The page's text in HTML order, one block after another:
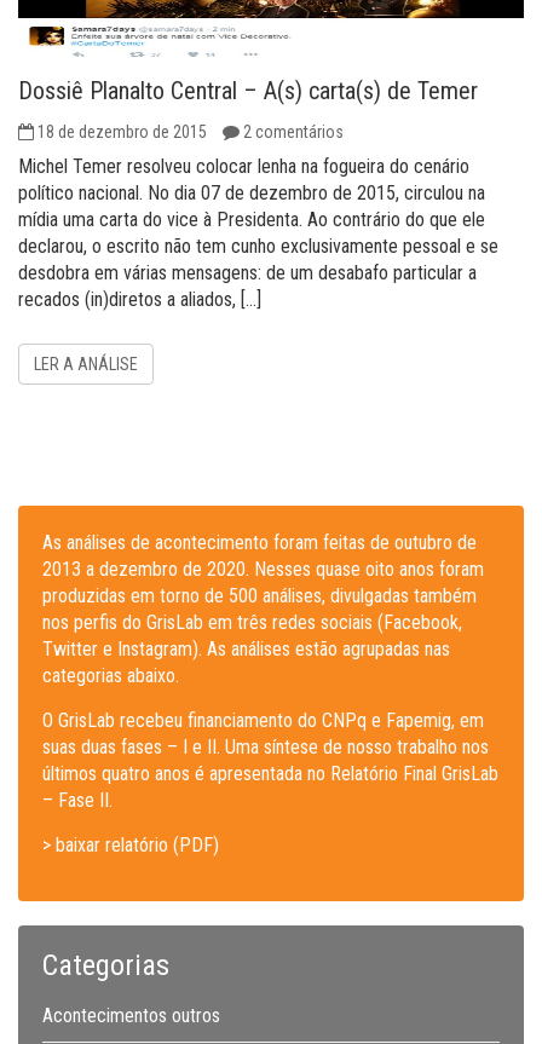
Dossiê Planalto Central – A(s) carta(s) de Temer
18 de dezembro de 2015 2 comentários
Michel Temer resolveu colocar lenha na fogueira do cenário
político nacional. No dia 07 de dezembro de 2015, circulou na
mídia uma carta do vice à Presidenta. Ao contrário do que ele
declarou, o escrito não tem cunho exclusivamente pessoal e se
desdobra em várias mensagens: de um desabafo particular a
recados (in)diretos a aliados, […]
LER A ANÁLISE
As análises de acontecimento foram feitas de outubro de
2013 a dezembro de 2020. Nesses quase oito anos foram
produzidas em torno de 500 análises, divulgadas também
nos perfis do GrisLab em três redes sociais (Facebook,
Twitter e Instagram). As análises estão agrupadas nas
categorias abaixo.
O GrisLab recebeu financiamento do CNPq e Fapemig, em
suas duas fases – I e II. Uma síntese de nosso trabalho nos
últimos quatro anos é apresentada no Relatório Final GrisLab
– Fase II.
> baixar relatório (PDF)
Categorias
Acontecimentos outros